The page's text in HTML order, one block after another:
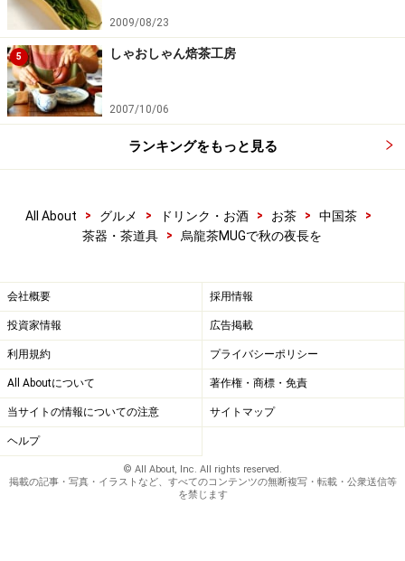
2009/08/23
5 しゃおしゃん焙茶工房
2007/10/06
ランキングをもっと見る
All About > グルメ > ドリンク・お酒 > お茶 > 中国茶
>
茶器・茶道具
> 烏龍茶MUGで秋の夜長を
会社概要 採用情報
投資家情報 広告掲載
利用規約 プライバシーポリシー
All Aboutについて 著作権・商標・免責
当サイトの情報についての注意 サイトマップ
ヘルプ
© All About, Inc. All rights reserved.
掲載の記事・写真・イラストなど、すべてのコンテンツの無断複写・転載・公衆送信等
を禁じます